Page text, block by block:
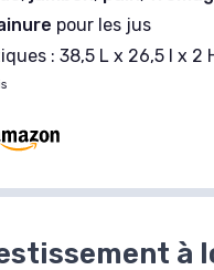
pour les jus
: 38,5 L x 26,5 l x 2
à